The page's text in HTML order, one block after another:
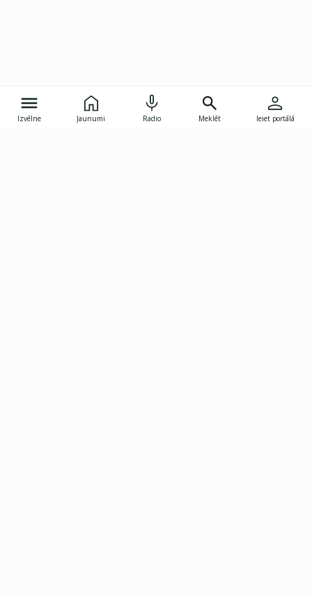
Izvēlne Jaunumi Radio Meklēt Ieiet portālā